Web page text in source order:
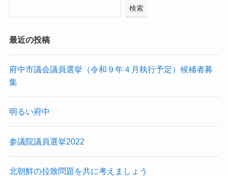
検索
最近の投稿
府中市議会議員選挙（令和９年４月執行予定）候補者募
集
明るい府中
参議院議員選挙2022
北朝鮮の拉致問題を共に考えましょう